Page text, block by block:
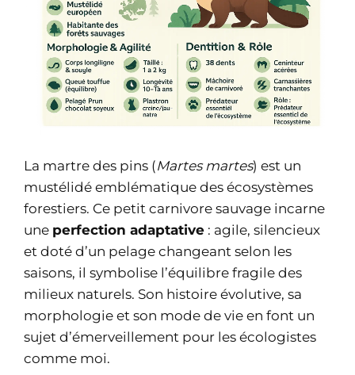
La martre des pins (Martes martes) est un
mustélidé emblématique des écosystèmes
forestiers. Ce petit carnivore sauvage incarne
une perfection adaptative : agile, silencieux
et doté d’un pelage changeant selon les
saisons, il symbolise l’équilibre fragile des
milieux naturels. Son histoire évolutive, sa
morphologie et son mode de vie en font un
sujet d’émerveillement pour les écologistes
comme moi.